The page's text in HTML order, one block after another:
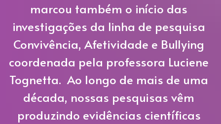
marcou também o início das
investigações da linha de pesquisa
Convivência, Afetividade e Bullying
coordenada pela professora Luciene
Tognetta.  Ao longo de mais de uma
década, nossas pesquisas vêm
produzindo evidências científicas